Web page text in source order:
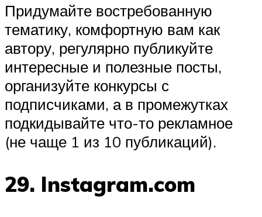
Придумайте востребованную
тематику, комфортную вам как
автору, регулярно публикуйте
интересные и полезные посты,
организуйте конкурсы с
подписчиками, а в промежутках
подкидывайте что-то рекламное
(не чаще 1 из 10 публикаций).
29. Instagram.com